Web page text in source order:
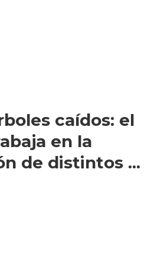
caídos: el
en la
de distintos ...